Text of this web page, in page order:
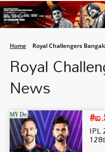
Home Royal Challengers
Royal
News
IPL